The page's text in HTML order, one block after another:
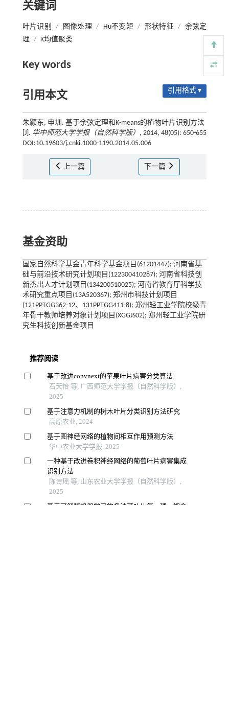
关键词
叶片识别 / 图像处理 / Hu不变矩 / 形状特征 / 余弦定
理 / K均值聚类
Key words
引用本文 引用格式 ▾
朱颢东, 申圳. 基于余弦定理和K-means的植物叶片识别方法
[J]. 华中师范大学学报（自然科学版） , 2014, 48(05): 650-655
DOI:10.19603/j.cnki.1000-1190.2014.05.006
上一篇 下一篇
基金资助
国家自然科学基金青年科学基金项目(61201447); 河南省基
础与前沿技术研究计划项目(122300410287); 河南省科技创
新杰出人才计划项目(134200510025); 河南省教育厅科学技
术研究重点项目(13A520367); 郑州市科技计划项目
(121PPTGG362-12、131PPTGG411-8); 郑州轻工业学院校级青
年骨干教师培养对象计划项目(XGGJS02); 郑州轻工业学院研
究生科技创新基金项目